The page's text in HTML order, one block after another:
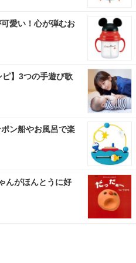
愛い！心が弾むお
ピ】3つの手遊び歌
ン船やお風呂で楽
んがほんとうに好